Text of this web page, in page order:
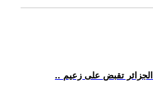
الجزائر تقبض على زعيم